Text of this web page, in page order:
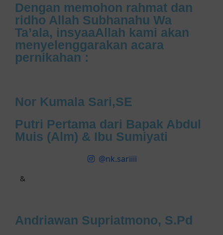
Dengan memohon rahmat dan
ridho Allah Subhanahu Wa
Ta’ala, insyaaAllah kami akan
menyelenggarakan acara
pernikahan :
Nor Kumala Sari,SE
Putri Pertama dari Bapak Abdul
Muis (Alm) & Ibu Sumiyati
@nk.sariiii
&
Andriawan Supriatmono, S.Pd